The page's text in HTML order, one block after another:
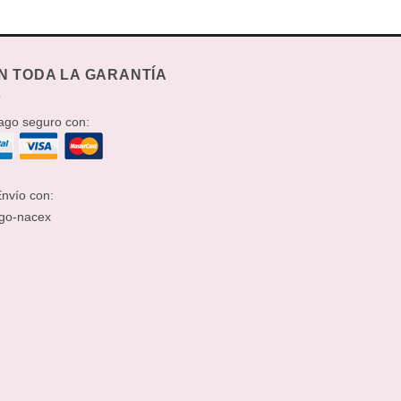
TODA LA GARANTÍA
seguro con:
con: